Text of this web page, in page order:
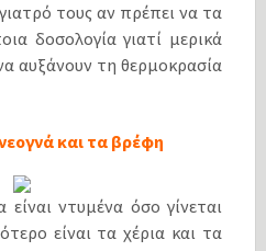
τους αν πρέπει να τα
δοσολογία γιατί μερικά
αυξάνουν τη θερμοκρασία
και τα βρέφη
ντυμένα όσο γίνεται
είναι τα χέρια και τα